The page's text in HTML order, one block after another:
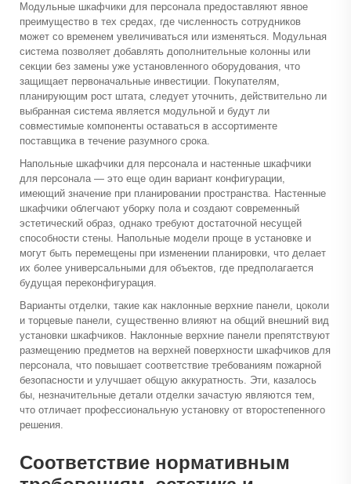
Модульные шкафчики для персонала предоставляют явное
преимущество в тех средах, где численность сотрудников
может со временем увеличиваться или изменяться. Модульная
система позволяет добавлять дополнительные колонны или
секции без замены уже установленного оборудования, что
защищает первоначальные инвестиции. Покупателям,
планирующим рост штата, следует уточнить, действительно ли
выбранная система является модульной и будут ли
совместимые компоненты оставаться в ассортименте
поставщика в течение разумного срока.
Напольные шкафчики для персонала и настенные шкафчики
для персонала — это еще один вариант конфигурации,
имеющий значение при планировании пространства. Настенные
шкафчики облегчают уборку пола и создают современный
эстетический образ, однако требуют достаточной несущей
способности стены. Напольные модели проще в установке и
могут быть перемещены при изменении планировки, что делает
их более универсальными для объектов, где предполагается
будущая переконфигурация.
Варианты отделки, такие как наклонные верхние панели, цоколи
и торцевые панели, существенно влияют на общий внешний вид
установки шкафчиков. Наклонные верхние панели препятствуют
размещению предметов на верхней поверхности шкафчиков для
персонала, что повышает соответствие требованиям пожарной
безопасности и улучшает общую аккуратность. Эти, казалось
бы, незначительные детали отделки зачастую являются тем,
что отличает профессиональную установку от второстепенного
решения.
Соответствие нормативным